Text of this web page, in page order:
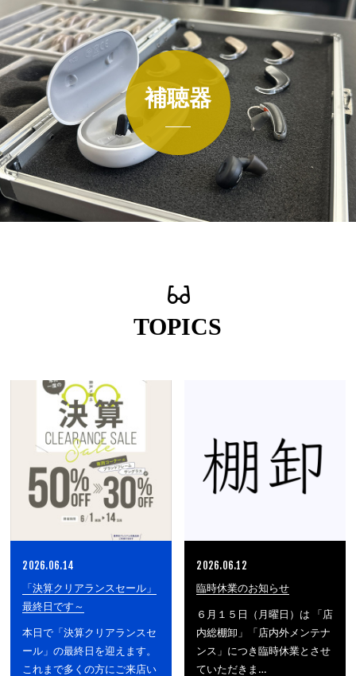
補聴器
詳しくはこちら
TOPICS
2026.06.14
「決算クリアランスセール」
最終日です～
本日で「決算クリアランスセ
ール」の最終日を迎えます。
これまで多くの方にご来店い
2026.06.12
臨時休業のお知らせ
６月１５日（月曜日）は 「店
内総棚卸」「店内外メンテナ
ンス」につき臨時休業とさせ
ていただきま…